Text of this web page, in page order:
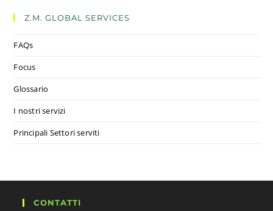
Z.M. GLOBAL SERVICES
FAQs
Focus
Glossario
I nostri servizi
Principali Settori serviti
CONTATTI